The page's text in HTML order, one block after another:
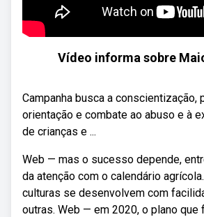
Vídeo informa sobre
Campanha busca a conscientização,
orientação e combate ao abuso e à
de crianças e ...
Web — mas o sucesso depende,
da atenção com o calendário
culturas se desenvolvem com
outras. Web — em 2020, o plano que